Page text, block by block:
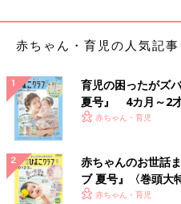
赤ちゃん・育児の人気記
育児の困ったがズ
夏号』 4カ月～2
いっぱい！
赤ちゃん・育児
赤ちゃんのお世話
ブ 夏号』〈巻頭大
く！ おっぱい・ミ
赤ちゃん・育児